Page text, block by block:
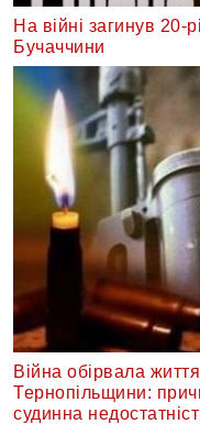
На війні загинув 20-
Бучаччини
Війна обірвала
Тернопільщини:
судинна